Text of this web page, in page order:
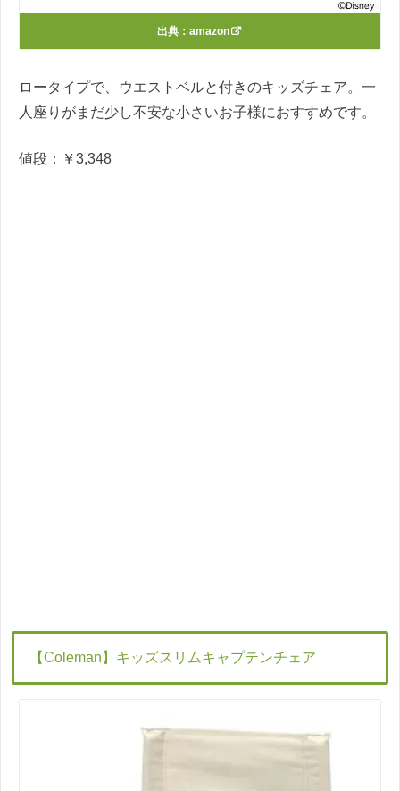
出典： amazon
ロータイプで、ウエストベルと付きのキッズチェア。一
人座りがまだ少し不安な小さいお子様におすすめです。
値段：￥3,348
【Coleman】キッズスリムキャプテンチェア